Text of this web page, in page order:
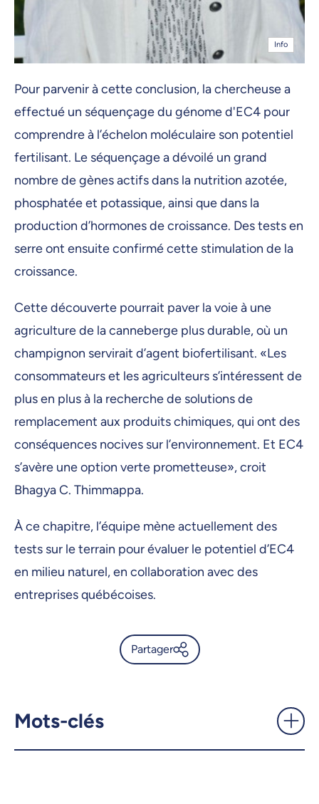
Info
Pour parvenir à cette conclusion, la chercheuse a
effectué un séquençage du génome d'EC4 pour
comprendre à l’échelon moléculaire son potentiel
fertilisant. Le séquençage a dévoilé un grand
nombre de gènes actifs dans la nutrition azotée,
phosphatée et potassique, ainsi que dans la
production d’hormones de croissance. Des tests en
serre ont ensuite confirmé cette stimulation de la
croissance.
Cette découverte pourrait paver la voie à une
agriculture de la canneberge plus durable, où un
champignon servirait d’agent biofertilisant. «Les
consommateurs et les agriculteurs s’intéressent de
plus en plus à la recherche de solutions de
remplacement aux produits chimiques, qui ont des
conséquences nocives sur l’environnement. Et EC4
s’avère une option verte prometteuse», croit
Bhagya C. Thimmappa.
À ce chapitre, l’équipe mène actuellement des
tests sur le terrain pour évaluer le potentiel d’EC4
en milieu naturel, en collaboration avec des
entreprises québécoises.
Partager
Mots-clés